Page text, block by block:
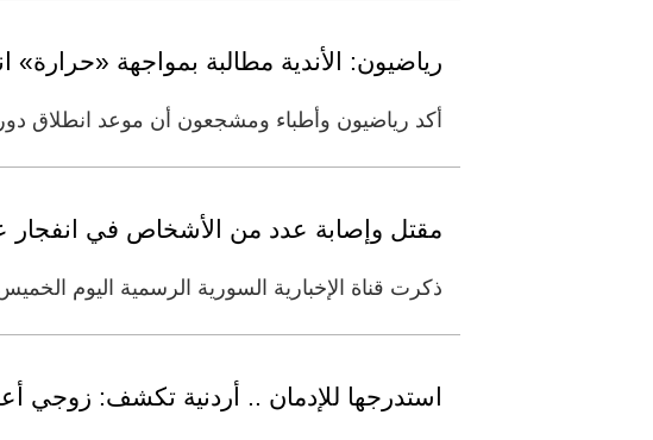
رياضيون: الأندية مطالبة بمواجهة «حرارة»
أكد رياضيون وأطباء ومشجعون أن موعد انطلاق دوري المحترفين، في 14 الشهر الجاري،
مقتل وإصابة عدد من الأشخاص في
ذكرت ‌قناة ​الإخبارية السورية الرسمية اليوم
استدرجها للإدمان .. أردنية تكشف: زوجي أعطاني لـ 3 سنوات حبوب كبتاغون